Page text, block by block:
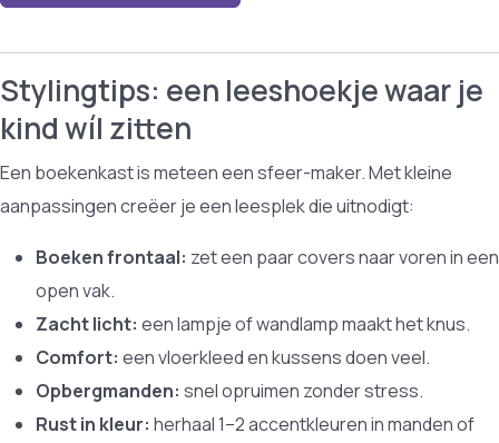
Stylingtips: een leeshoekje waar je
kind wíl zitten
Een boekenkast is meteen een sfeer-maker. Met kleine
aanpassingen creëer je een leesplek die uitnodigt:
Boeken frontaal: zet een paar covers naar voren in een
open vak.
Zacht licht: een lampje of wandlamp maakt het knus.
Comfort: een vloerkleed en kussens doen veel.
Opbergmanden: snel opruimen zonder stress.
Rust in kleur: herhaal 1–2 accentkleuren in manden of